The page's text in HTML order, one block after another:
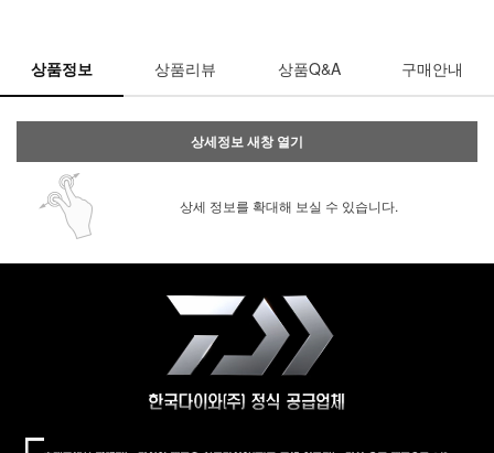
상품정보 상품리뷰 상품Q&A 구매안내
상세정보 새창 열기
상세 정보를 확대해 보실 수 있습니다.